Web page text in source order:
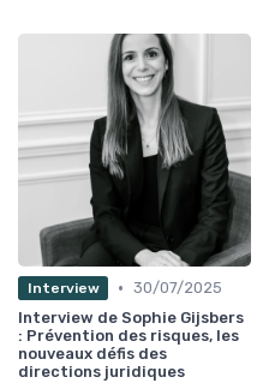
Interview • 30/07/2025
Interview de Sophie Gijsbers
: Prévention des risques, les
nouveaux défis des
directions juridiques